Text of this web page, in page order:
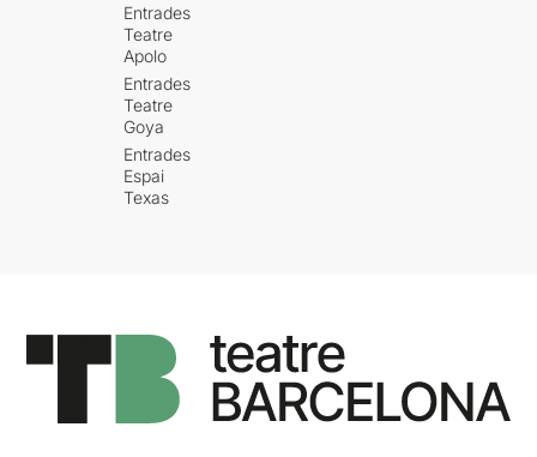
Entrades
Teatre
Apolo
Entrades
Teatre
Goya
Entrades
Espai
Texas